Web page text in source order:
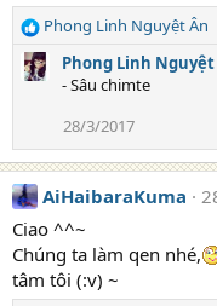
R
e
a
o
n
s
:
Phong Linh Nguyệt Ân
Phong Linh Nguyệt
- Sâu chimte
28/3/2017
AiHaibaraKuma
Ciao ^^~
Chúng ta làm qen nhé,
tâm tôi (:v) ~